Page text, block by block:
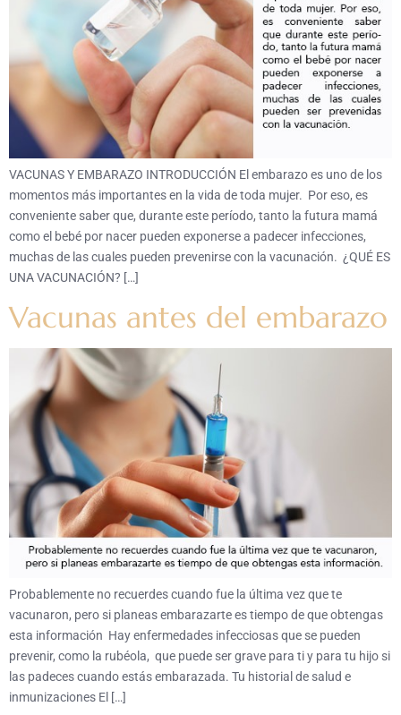
VACUNAS Y EMBARAZO INTRODUCCIÓN El embarazo es uno de los
momentos más importantes en la vida de toda mujer. Por eso, es
conveniente saber que, durante este período, tanto la futura mamá
como el bebé por nacer pueden exponerse a padecer infecciones,
muchas de las cuales pueden prevenirse con la vacunación. ¿QUÉ ES
UNA VACUNACIÓN? […]
Vacunas antes del embarazo
Probablemente no recuerdes cuando fue la última vez que te
vacunaron, pero si planeas embarazarte es tiempo de que obtengas
esta información Hay enfermedades infecciosas que se pueden
prevenir, como la rubéola, que puede ser grave para ti y para tu hijo si
las padeces cuando estás embarazada. Tu historial de salud e
inmunizaciones El […]